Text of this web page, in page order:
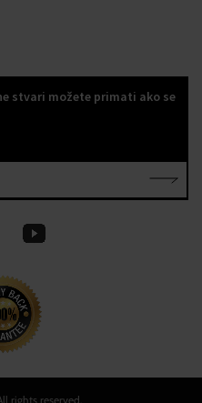
stvari možete primati ako se
rights reserved.